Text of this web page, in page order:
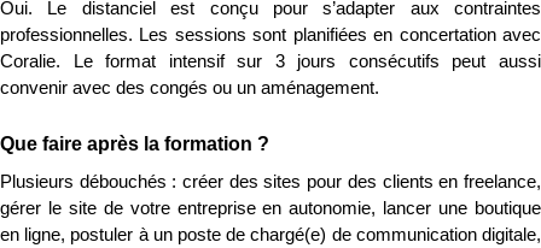
Oui. Le distanciel est conçu pour s’adapter aux contraintes
professionnelles. Les sessions sont planifiées en concertation avec
Coralie. Le format intensif sur 3 jours consécutifs peut aussi
convenir avec des congés ou un aménagement.
Que faire après la formation ?
Plusieurs débouchés : créer des sites pour des clients en freelance,
gérer le site de votre entreprise en autonomie, lancer une boutique
en ligne, postuler à un poste de chargé(e) de communication digitale,